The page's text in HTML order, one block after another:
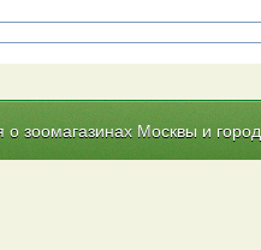
зоомагазинах Москвы и